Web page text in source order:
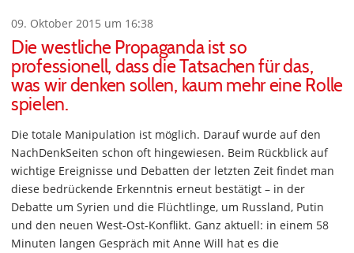
09. Oktober 2015 um 16:38
Die westliche Propaganda ist so
professionell, dass die Tatsachen für das,
was wir denken sollen, kaum mehr eine Rolle
spielen.
Die totale Manipulation ist möglich. Darauf wurde auf den
NachDenkSeiten schon oft hingewiesen. Beim Rückblick auf
wichtige Ereignisse und Debatten der letzten Zeit findet man
diese bedrückende Erkenntnis erneut bestätigt – in der
Debatte um Syrien und die Flüchtlinge, um Russland, Putin
und den neuen West-Ost-Konflikt. Ganz aktuell: in einem 58
Minuten langen Gespräch mit Anne Will hat es die